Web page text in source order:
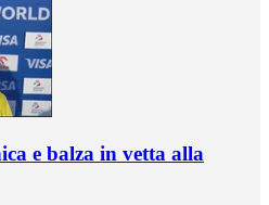
e balza in vetta alla